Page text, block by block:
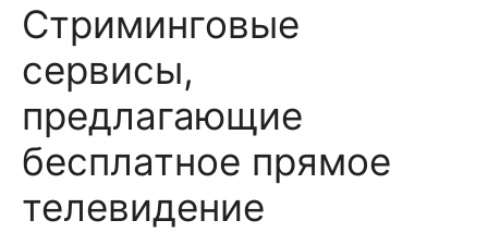
Стриминговые
сервисы,
предлагающие
бесплатное прямое
телевидение